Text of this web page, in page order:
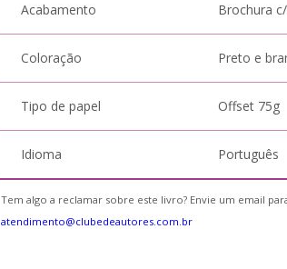
Acabamento Brochura
Coloração Preto e
Tipo de papel Offset 75g
Idioma Português
Tem algo a reclamar sobre este livro? Envie um email
atendimento@clubedeautores.com.br